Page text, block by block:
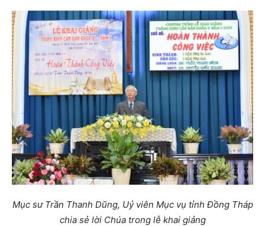
Mục sư Trần Thanh Dũng, Uỷ viên Mục vụ tỉnh Đồng Tháp
chia sẻ lời Chúa trong lễ khai giảng